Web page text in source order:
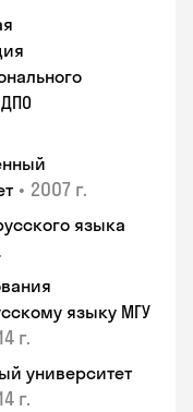
• 2007 г.
языка
языку МГУ
г.
университет
г.